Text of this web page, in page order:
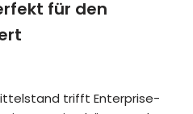
für den
trifft Enterprise-